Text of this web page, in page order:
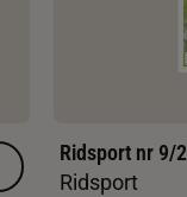
Ridsport nr 9/
Ridsport